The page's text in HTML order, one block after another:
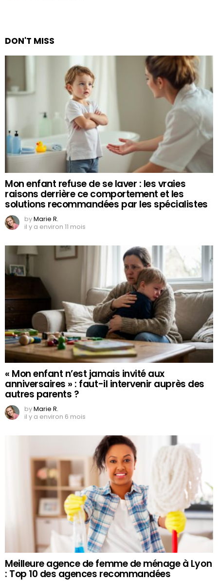
DON'T MISS
Mon enfant refuse de se laver : les vraies
raisons derrière ce comportement et les
solutions recommandées par les spécialistes
byMarie R.
il y a environ 11 mois
« Mon enfant n’est jamais invité aux
anniversaires » : faut-il intervenir auprès des
autres parents ?
byMarie R.
il y a environ 6 mois
Meilleure agence de femme de ménage à Lyon
: Top 10 des agences recommandées